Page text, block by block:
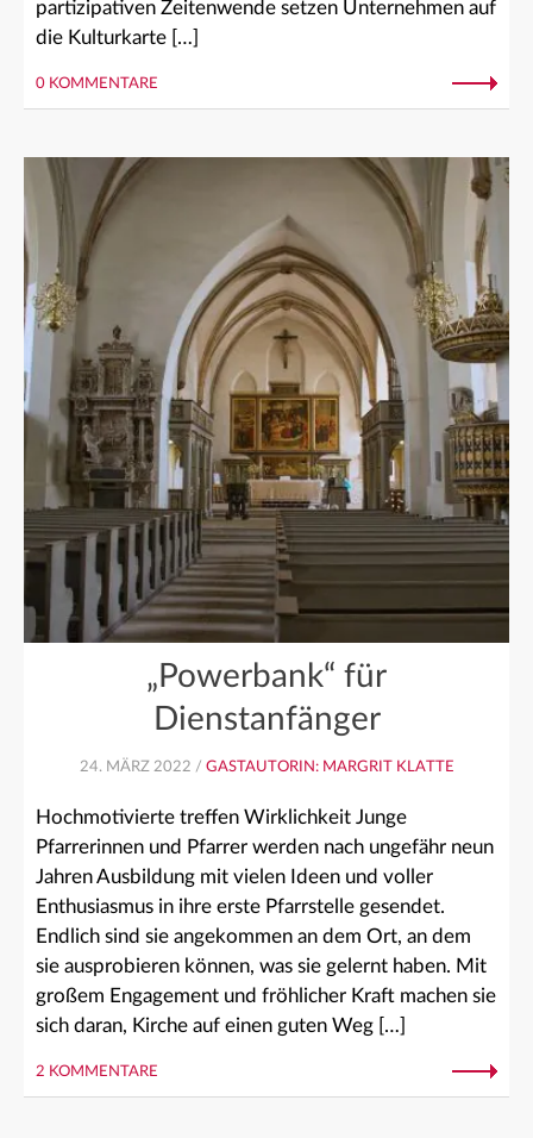
partizipativen Zeitenwende setzen Unternehmen auf
die Kulturkarte […]
0 KOMMENTARE
„Powerbank“ für
Dienstanfänger
24. MÄRZ 2022 / GASTAUTORIN: MARGRIT KLATTE
Hochmotivierte treffen Wirklichkeit Junge
Pfarrerinnen und Pfarrer werden nach ungefähr neun
Jahren Ausbildung mit vielen Ideen und voller
Enthusiasmus in ihre erste Pfarrstelle gesendet.
Endlich sind sie angekommen an dem Ort, an dem
sie ausprobieren können, was sie gelernt haben. Mit
großem Engagement und fröhlicher Kraft machen sie
sich daran, Kirche auf einen guten Weg […]
2 KOMMENTARE